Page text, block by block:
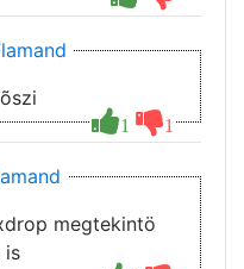
1 1
a legnagyobb kõszi
megtekintö
is